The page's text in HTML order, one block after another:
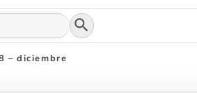
Botón de búsqueda
– diciembre